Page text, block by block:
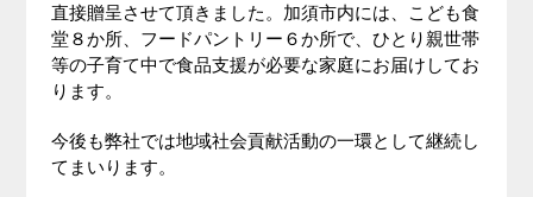
直接贈呈させて頂きました。加須市内には、こども食
堂８か所、フードパントリー６か所で、ひとり親世帯
等の子育て中で食品支援が必要な家庭にお届けしてお
ります。
今後も弊社では地域社会貢献活動の一環として継続し
てまいります。